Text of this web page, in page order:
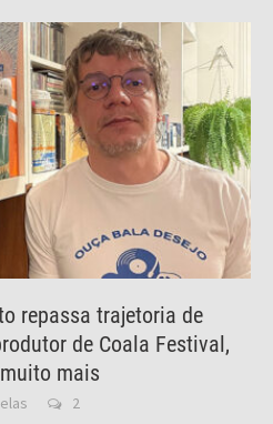
repassa trajetoria de
de Coala Festival,
mais
2